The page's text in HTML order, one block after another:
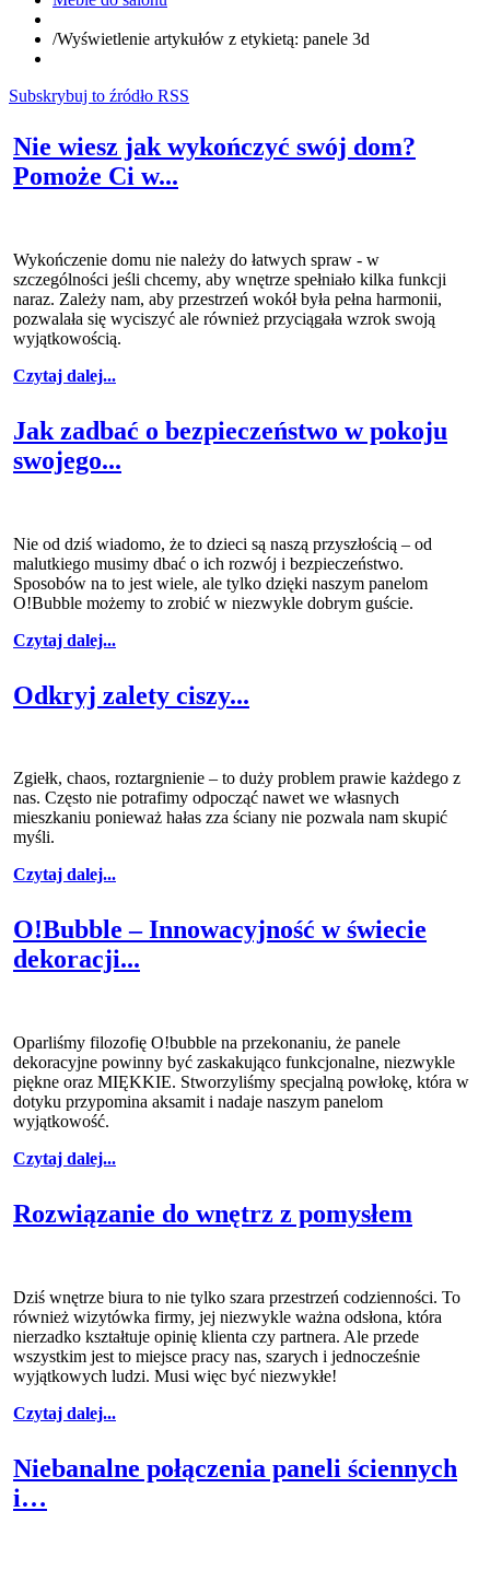
/Wyświetlenie artykułów z etykietą: panele 3d
Subskrybuj to źródło RSS
Nie wiesz jak wykończyć swój dom?
Pomoże Ci w...
Wykończenie domu nie należy do łatwych spraw - w
szczególności jeśli chcemy, aby wnętrze spełniało kilka funkcji
naraz. Zależy nam, aby przestrzeń wokół była pełna harmonii,
pozwalała się wyciszyć ale również przyciągała wzrok swoją
wyjątkowością.
Czytaj dalej...
Jak zadbać o bezpieczeństwo w pokoju
swojego...
Nie od dziś wiadomo, że to dzieci są naszą przyszłością – od
malutkiego musimy dbać o ich rozwój i bezpieczeństwo.
Sposobów na to jest wiele, ale tylko dzięki naszym panelom
O!Bubble możemy to zrobić w niezwykle dobrym guście.
Czytaj dalej...
Odkryj zalety ciszy...
Zgiełk, chaos, roztargnienie – to duży problem prawie każdego z
nas. Często nie potrafimy odpocząć nawet we własnych
mieszkaniu ponieważ hałas zza ściany nie pozwala nam skupić
myśli.
Czytaj dalej...
O!Bubble – Innowacyjność w świecie
dekoracji...
Oparliśmy filozofię O!bubble na przekonaniu, że panele
dekoracyjne powinny być zaskakująco funkcjonalne, niezwykle
piękne oraz MIĘKKIE. Stworzyliśmy specjalną powłokę, która w
dotyku przypomina aksamit i nadaje naszym panelom
wyjątkowość.
Czytaj dalej...
Rozwiązanie do wnętrz z pomysłem
Dziś wnętrze biura to nie tylko szara przestrzeń codzienności. To
również wizytówka firmy, jej niezwykle ważna odsłona, która
nierzadko kształtuje opinię klienta czy partnera. Ale przede
wszystkim jest to miejsce pracy nas, szarych i jednocześnie
wyjątkowych ludzi. Musi więc być niezwykłe!
Czytaj dalej...
Niebanalne połączenia paneli ściennych
i…